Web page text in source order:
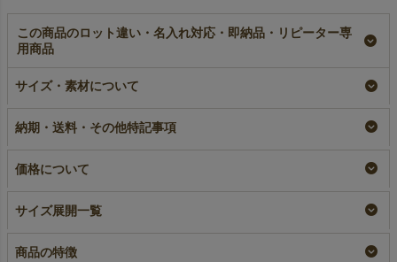
この商品のロット違い・名入れ対応・即納品・リピーター専
用商品
【小ロット】不織布ベ
ーシックトート ふつ
｜10枚入～
小ロット
【名入れ大ロット】不
小サイズ｜ 100枚入
（1000枚以上専用）
不織布ベーシックトー
ト ふつう《75g》
サイズ・素材について
納期・送料・その他特記事項
価格について
サイズ展開一覧
商品の特徴